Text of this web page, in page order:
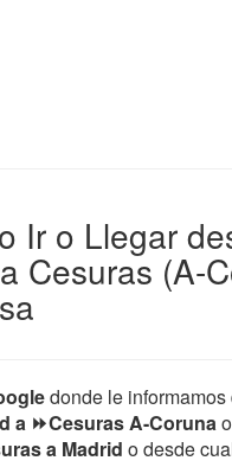
Ir o Llegar
Cesuras (A-
donde le informamos
a ⏩Cesuras A-Coruna
a Madrid o desde